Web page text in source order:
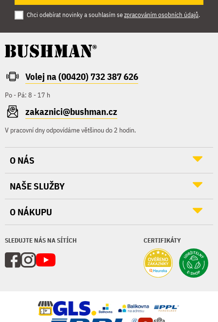
Chci odebírat novinky a souhlasím sezpracováním osobních údajů.
Volej na (00420) 732 387 626
Po - Pá: 8 - 17 h
zakaznici@bushman.cz
V pracovní dny odpovídáme většinou do 2 hodin.
SLEDUJTE NÁS NA SÍTÍCH CERTIFIKÁTY
O NÁS
NAŠE SLUŽBY
O NÁKUPU